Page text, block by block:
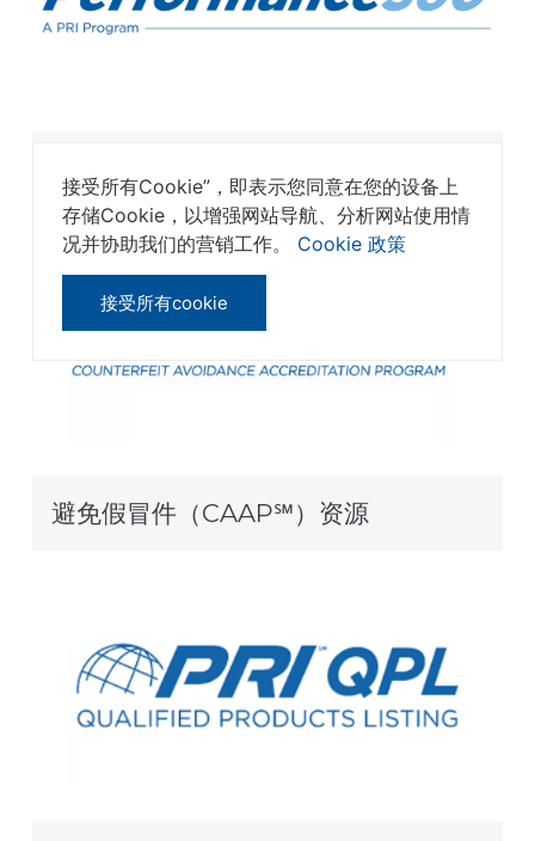
避免假冒件（CAAP℠）资源
接受所有Cookie”，即表示您同意在您的设备上
存储Cookie，以增强网站导航、分析网站使用情
况并协助我们的营销工作。 Cookie 政策
接受所有cookie